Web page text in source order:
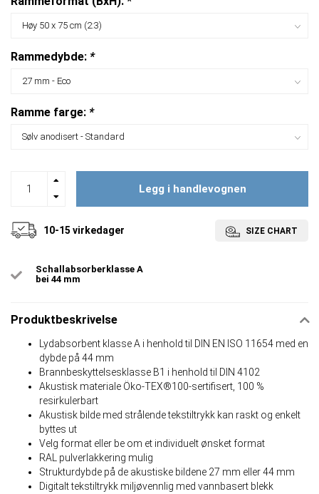
Rammedybde: *
Ramme farge: *
Legg i handlevognen
10-15 virkedager SIZE CHART
Schallabsorberklasse A
bei 44 mm
Produktbeskrivelse
Lydabsorbent klasse A i henhold til DIN EN ISO 11654 med en
dybde på 44 mm
Brannbeskyttelsesklasse B1 i henhold til DIN 4102
Akustisk materiale Öko-TEX®100-sertifisert, 100 %
resirkulerbart
Akustisk bilde med strålende tekstiltrykk kan raskt og enkelt
byttes ut
Velg format eller be om et individuelt ønsket format
RAL pulverlakkering mulig
Strukturdybde på de akustiske bildene 27 mm eller 44 mm
Digitalt tekstiltrykk miljøvennlig med vannbasert blekk